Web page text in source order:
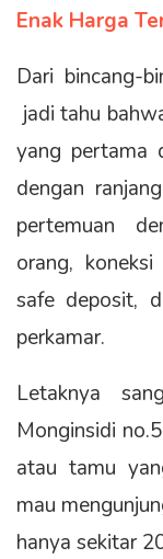
Enak Harga
Dari bincang-
jadi tahu
yang pertama
dengan
pertemuan
orang,
safe deposit,
perkamar.
Letaknya
Monginsidi
atau tamu
mau
hanya sekitar